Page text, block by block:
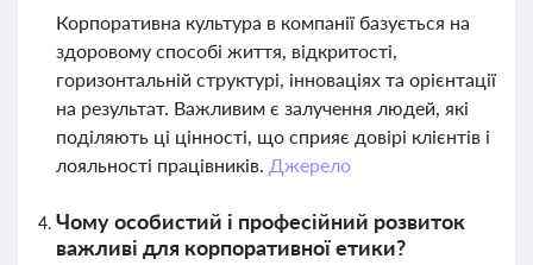
Корпоративна культура в компанії базується на
здоровому способі життя, відкритості,
горизонтальній структурі, інноваціях та орієнтації
на результат. Важливим є залучення людей, які
поділяють ці цінності, що сприяє довірі клієнтів і
лояльності працівників. Джерело
Чому особистий і професійний розвиток
важливі для корпоративної етики?